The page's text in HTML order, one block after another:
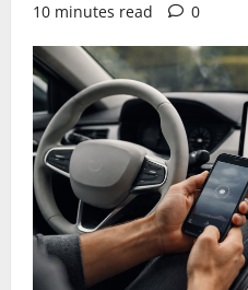
10 minutes read
0